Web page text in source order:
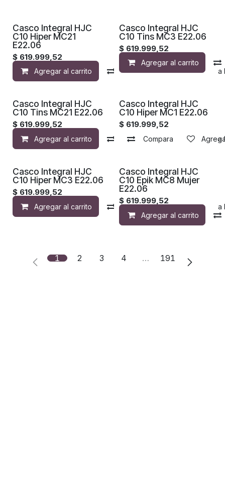
Casco Integral HJC
C10 Hiper MC21
E22.06
$ 619.999,52
Agregar al carrito Compara Agregar a la
Casco Integral HJC
C10 Tins MC3 E22.06
$ 619.999,52
Agregar al carrito
Casco Integral HJC
C10 Tins MC21 E22.06
$ 619.999,52
Agregar al carrito Compara Agregar a
Casco Integral HJC
C10 Hiper MC1 E22.06
$ 619.999,52
Compara
Casco Integral HJC
C10 Hiper MC3 E22.06
$ 619.999,52
Agregar al carrito Compara Agregar a la
Casco Integral HJC
C10 Epik MC8 Mujer
E22.06
$ 619.999,52
Agregar al carrito
1 2 3 4 … 191